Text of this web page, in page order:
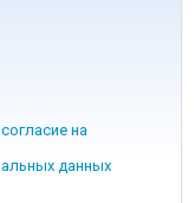
согласие на
данных